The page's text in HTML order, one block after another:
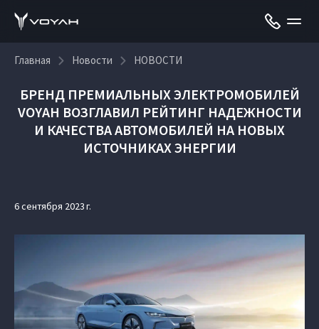
Главная Новости НОВОСТИ
БРЕНД ПРЕМИАЛЬНЫХ ЭЛЕКТРОМОБИЛЕЙ
VOYAH ВОЗГЛАВИЛ РЕЙТИНГ НАДЕЖНОСТИ
И КАЧЕСТВА АВТОМОБИЛЕЙ НА НОВЫХ
ИСТОЧНИКАХ ЭНЕРГИИ
6 сентября 2023 г.